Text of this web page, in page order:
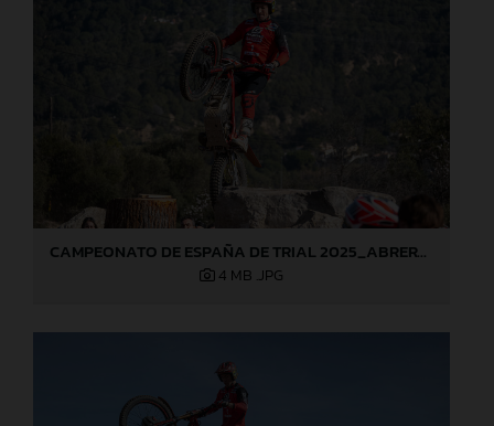
CAMPEONATO DE ESPAÑA DE TRIAL 2025_ABRERA (Barcelona), 1ª prueba_Jaime Busto
4 MB .JPG